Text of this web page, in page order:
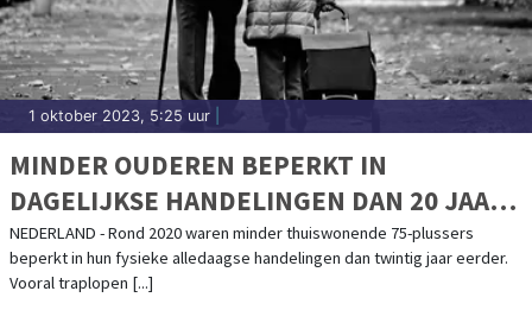
1 oktober 2023, 5:25 uur
MINDER OUDEREN BEPERKT IN
DAGELIJKSE HANDELINGEN DAN 20 JAAR
GELEDEN
NEDERLAND - Rond 2020 waren minder thuiswonende 75-plussers
beperkt in hun fysieke alledaagse handelingen dan twintig jaar eerder.
Vooral traplopen [...]